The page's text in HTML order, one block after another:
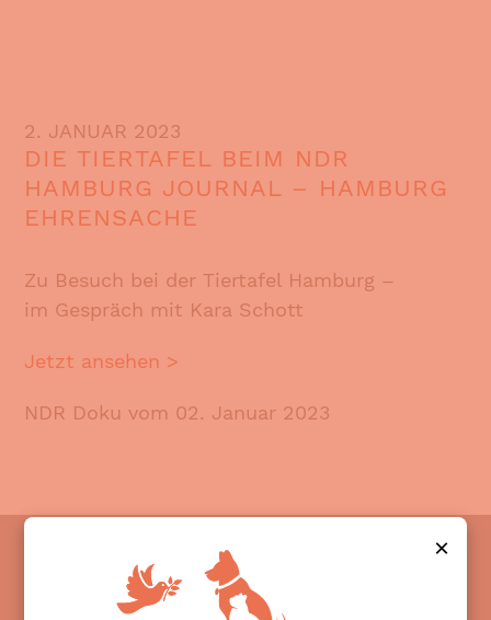
2. JANUAR 2023
DIE TIERTAFEL BEIM NDR
HAMBURG JOURNAL – HAMBURG
EHRENSACHE
Zu Besuch bei der Tiertafel Hamburg –
im Gespräch mit Kara Schott
Jetzt ansehen >
NDR Doku vom 02. Januar 2023
×